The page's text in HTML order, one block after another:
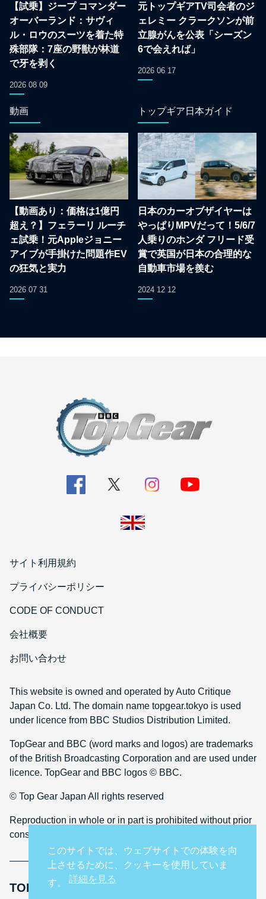
【試乗】ジープ コマンダー
オーバーランド：サヴィ
ル・ロウのスーツを着た特
殊部隊：7座の野獣が林道
で牙を剥く
2026 08 09
元トップギアTV司会者のジ
ェレミー クラークソンが前
立腺がんを公表「シーズン
6で会えれば」
2026 06 17
動画
【動画あり：価格は1億円
超え？】フェラーリ ルーチ
ェ試乗！元Appleジョニー
アイブが手掛けた問題作EV
の狂気と実力
2026 07 31
トップギア日本ガイド
日本のカーオブザイヤーは
やっぱりMPVだって！5/6/7
人乗りのホンダ フリード受
賞で英国が日本の合理的な
自動車市場を羨む
2024 12 12
サイト利用規約
プライバシーポリシー
CODE OF CONDUCT
会社概要
お問い合わせ
This website is owned and operated by Auto Critique
Japan Co. Ltd. The domain name topgear.tokyo is used
under licence from BBC Studios Distribution Limited.
TopGear and BBC (word marks and logos) are trademarks
of the British Broadcasting Corporation and are used under
licence. TopGear and BBC logos © BBC.
© Top Gear Japan All rights reserved
Reproduction in whole or in part is prohibited without prior
consent
TOP GEAR INTERNATIONAL SITES
このサイトでは、ウェブサイトでの体験を向
上させるために、クッキーを使用していま
す。 詳細を見る